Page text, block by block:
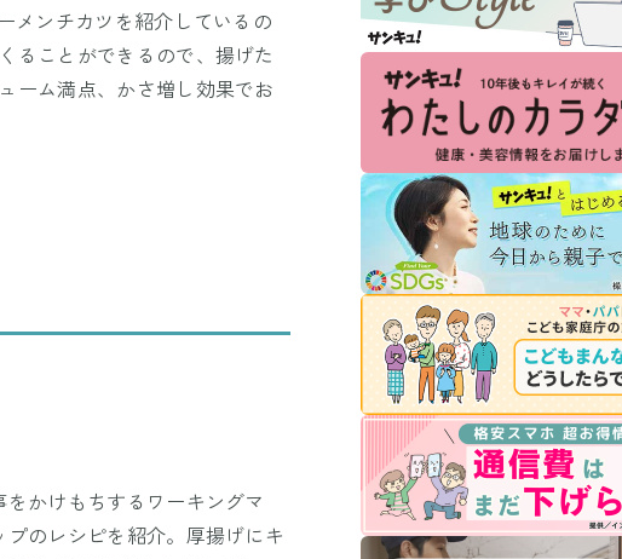
メンチカツを紹介しているの
ることができるので、揚げた
ーム満点、かさ増し効果でお
かけもちするワーキングマ
のレシピを紹介。厚揚げにキ